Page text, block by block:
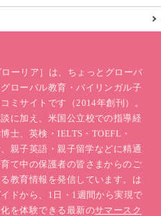
ーリア］は、ちょっとグローバ
ローバル教育・バイリンガル子
ミサイトです（2014年創刊）。
に加え、米国公立校での指導経
士、英検・IELTS・TOEFL・
親子英語・親子留学などに精通
て中の保護者の皆さまからのご
教育情報を発信しています。は
ドから、1日・1週間から実現で
化を体験できる最新のサマースク